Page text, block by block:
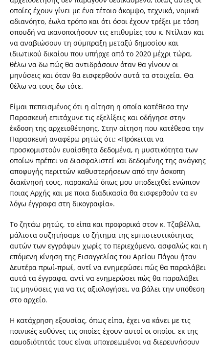
οποίες έχουν γίνει με ένα τέτοιο άκομψο, τεχνικά, νομικά
αδιανόητο, έωλα τρόπο και ότι όσοι έχουν τρέξει με τόση
σπουδή να ικανοποιήσουν τις επιθυμίες του κ. Ντίλιαν και
να αναβιώσουν τη σύμπραξη μεταξύ δημοσίου και
ιδιωτικού δικαίου που υπήρχε από το 2020 μέχρι τώρα,
θέλω να δω πώς θα αντιδράσουν όταν θα γίνουν οι
μηνύσεις και όταν θα εισφερθούν αυτά τα στοιχεία. Θα
θέλω να τους δω τότε.
Είμαι πεπεισμένος ότι η αίτηση η οποία κατέθεσα την
Παρασκευή επιτάχυνε τις εξελίξεις και οδήγησε στην
έκδοση της αρχειοθέτησης. Στην αίτηση που κατέθεσα την
Παρασκευή αναφέρω ρητώς ότι: «Πρόκειται να
προσκομιστούν ευαίσθητα δεδομένα, η μυστικότητα των
οποίων πρέπει να διασφαλιστεί και δεδομένης της ανάγκης
αποφυγής περιττών καθυστερήσεων από την άσκοπη
διακίνησή τους, παρακαλώ όπως μου υποδειχθεί ενώπιον
ποιας Αρχής και με ποια διαδικασία θα εισφερθούν τα εν
λόγω έγγραφα στη δικογραφία».
Το ζητάω ρητώς, το είπα και προφορικά στον κ. Τζαβέλλα,
μάλιστα συζητήσαμε το ζήτημα της εμπιστευτικότητας
αυτών των εγγράφων χωρίς το περιεχόμενο, ασφαλώς και η
επόμενη κίνηση της Εισαγγελίας του Αρείου Πάγου ήταν
Δευτέρα πρωί-πρωί, αντί να ενημερώσει πώς θα παραλάβει
αυτά τα έγγραφα, αντί να ενημερώσει πώς θα παραλάβει
τις μηνύσεις για να τις αξιολογήσει, να βάλει την υπόθεση
στο αρχείο.
Η κατάχρηση εξουσίας, όπως είπα, έχει να κάνει με τις
ποινικές ευθύνες τις οποίες έχουν αυτοί οι οποίοι, εκ της
αρμοδιότητάς τους είναι υποχρεωμένοι να διερευνήσουν